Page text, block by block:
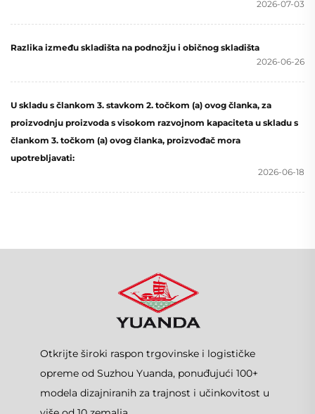
2026-07-03
Razlika između skladišta na podnožju i običnog skladišta
2026-06-26
U skladu s člankom 3. stavkom 2. točkom (a) ovog članka, za
proizvodnju proizvoda s visokom razvojnom kapaciteta u skladu s
člankom 3. točkom (a) ovog članka, proizvođač mora
upotrebljavati:
2026-06-18
Otkrijte široki raspon trgovinske i logističke
opreme od Suzhou Yuanda, ponuđujući 100+
modela dizajniranih za trajnost i učinkovitost u